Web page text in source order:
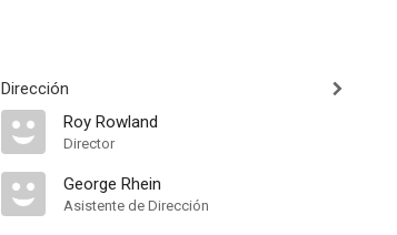
Dirección
Roy Rowland
Director
George Rhein
Asistente de Dirección